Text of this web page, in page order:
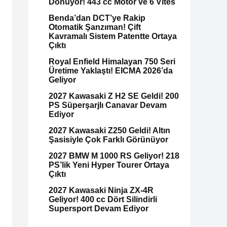
Dönüyor! 443 cc Motor ve 6 Vites
Benda’dan DCT’ye Rakip
Otomatik Şanzıman! Çift
Kavramalı Sistem Patentte Ortaya
Çıktı
Royal Enfield Himalayan 750 Seri
Üretime Yaklaştı! EICMA 2026’da
Geliyor
2027 Kawasaki Z H2 SE Geldi! 200
PS Süperşarjlı Canavar Devam
Ediyor
2027 Kawasaki Z250 Geldi! Altın
Şasisiyle Çok Farklı Görünüyor
2027 BMW M 1000 RS Geliyor! 218
PS’lik Yeni Hyper Tourer Ortaya
Çıktı
2027 Kawasaki Ninja ZX-4R
Geliyor! 400 cc Dört Silindirli
Supersport Devam Ediyor